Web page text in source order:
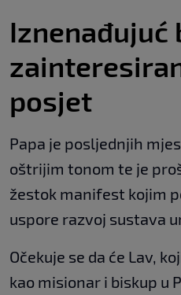
Iznenađujuć
posjet
Papa je posljednjih
oštrijim tonom te je
žestok manifest kojim
uspore razvoj sustava
Očekuje se da će Lav,
kao misionar i biskup u